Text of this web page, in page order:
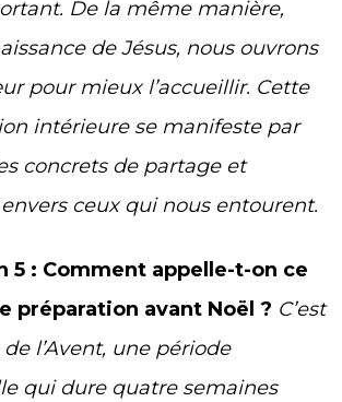
De la même manière,
de Jésus, nous ouvrons
pour mieux l’accueillir. Cette
intérieure se manifeste par
concrets de partage et
ceux qui nous entourent.
5 : Comment appelle-t-on ce
préparation avant Noël ? C’est
l’Avent, une période
qui dure quatre semaines